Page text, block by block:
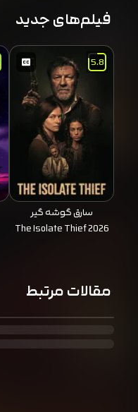
فیلم‌های جدید
5.8
سارق گوشه گیر
The Isolate Thief 2026
مقالات مرتبط